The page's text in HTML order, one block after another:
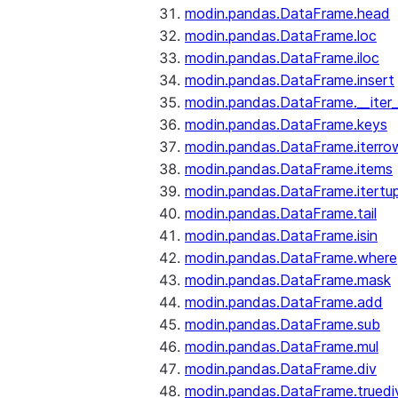
modin.pandas.DataFrame.head
modin.pandas.DataFrame.loc
modin.pandas.DataFrame.iloc
modin.pandas.DataFrame.insert
modin.pandas.DataFrame.__iter__
modin.pandas.DataFrame.keys
modin.pandas.DataFrame.items
modin.pandas.DataFrame.tail
modin.pandas.DataFrame.isin
modin.pandas.DataFrame.where
modin.pandas.DataFrame.mask
modin.pandas.DataFrame.add
modin.pandas.DataFrame.sub
modin.pandas.DataFrame.mul
modin.pandas.DataFrame.div